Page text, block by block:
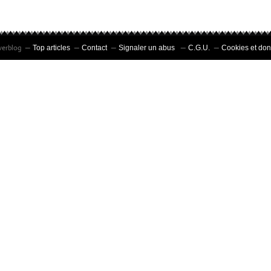
Top articles Contact Signaler un abus C.G.U. Cookies et